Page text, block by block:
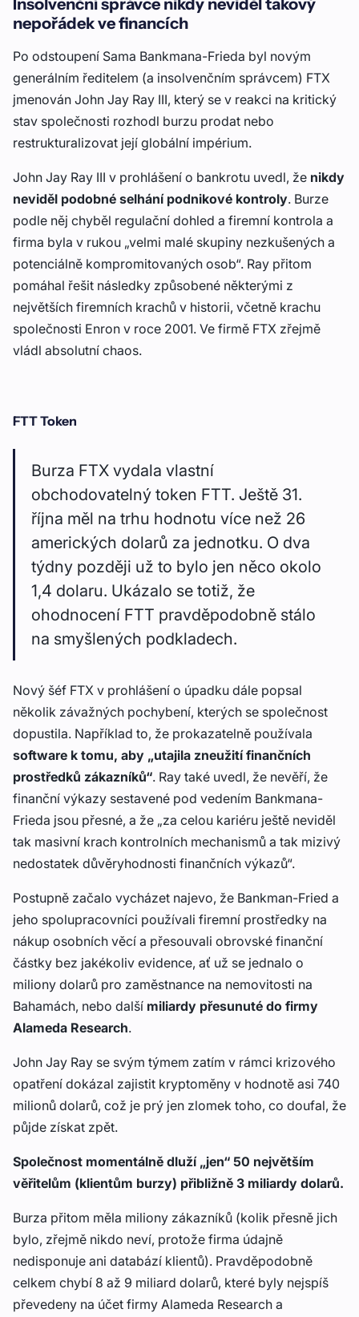
Insolvenční správce nikdy neviděl takový
nepořádek ve financích
Po odstoupení Sama Bankmana-Frieda byl novým
generálním ředitelem (a insolvenčním správcem) FTX
jmenován John Jay Ray III, který se v reakci na kritický
stav společnosti rozhodl burzu prodat nebo
restrukturalizovat její globální impérium.
John Jay Ray III v prohlášení o bankrotu uvedl, že nikdy
neviděl podobné selhání podnikové kontroly. Burze
podle něj chyběl regulační dohled a firemní kontrola a
firma byla v rukou „velmi malé skupiny nezkušených a
potenciálně kompromitovaných osob“. Ray přitom
pomáhal řešit následky způsobené některými z
největších firemních krachů v historii, včetně krachu
společnosti Enron v roce 2001. Ve firmě FTX zřejmě
vládl absolutní chaos.
FTT Token
Burza FTX vydala vlastní
obchodovatelný token FTT. Ještě 31.
října měl na trhu hodnotu více než 26
amerických dolarů za jednotku. O dva
týdny později už to bylo jen něco okolo
1,4 dolaru. Ukázalo se totiž, že
ohodnocení FTT pravděpodobně stálo
na smyšlených podkladech.
Nový šéf FTX v prohlášení o úpadku dále popsal
několik závažných pochybení, kterých se společnost
dopustila. Například to, že prokazatelně používala
software k tomu, aby „utajila zneužití finančních
prostředků zákazníků“. Ray také uvedl, že nevěří, že
finanční výkazy sestavené pod vedením Bankmana-
Frieda jsou přesné, a že „za celou kariéru ještě neviděl
tak masivní krach kontrolních mechanismů a tak mizivý
nedostatek důvěryhodnosti finančních výkazů“.
Postupně začalo vycházet najevo, že Bankman-Fried a
jeho spolupracovníci používali firemní prostředky na
nákup osobních věcí a přesouvali obrovské finanční
částky bez jakékoliv evidence, ať už se jednalo o
miliony dolarů pro zaměstnance na nemovitosti na
Bahamách, nebo další miliardy přesunuté do firmy
Alameda Research.
John Jay Ray se svým týmem zatím v rámci krizového
opatření dokázal zajistit kryptoměny v hodnotě asi 740
milionů dolarů, což je prý jen zlomek toho, co doufal, že
půjde získat zpět.
Společnost momentálně dluží „jen“ 50 největším
věřitelům (klientům burzy) přibližně 3 miliardy dolarů.
Burza přitom měla miliony zákazníků (kolik přesně jich
bylo, zřejmě nikdo neví, protože firma údajně
nedisponuje ani databází klientů). Pravděpodobně
celkem chybí 8 až 9 miliard dolarů, které byly nejspíš
převedeny na účet firmy Alameda Research a